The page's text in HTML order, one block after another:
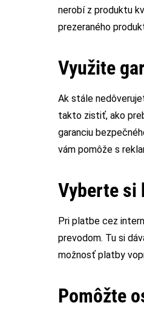
nerobí z produktu
prezeraného
Využite
Ak stále
takto zistiť, ako
garanciu
vám pomôže s
Vyberte si
Pri platbe cez
prevodom. Tu si
možnosť platby
Pomôžte